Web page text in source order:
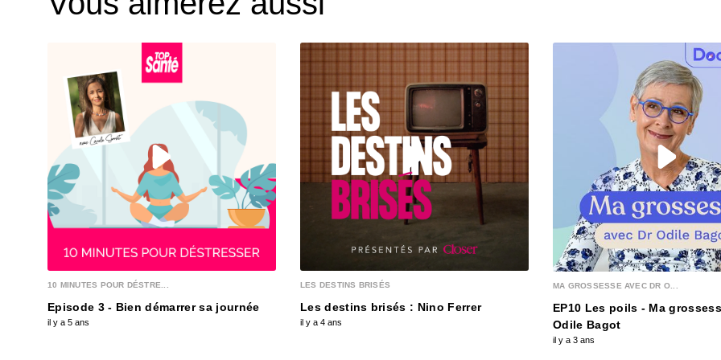
00:03:25
00:03:12
00:03:12
10 MINUTES POUR DÉSTRE...
Episode 3 - Bien démarrer sa journée
il y a 5 ans
LES DESTINS BRISÉS
Les destins brisés : Nino Ferrer
il y a 4 ans
MA GROSSESSE AVEC DR O...
EP10 Les poils - Ma
Odile Bagot
il y a 3 ans